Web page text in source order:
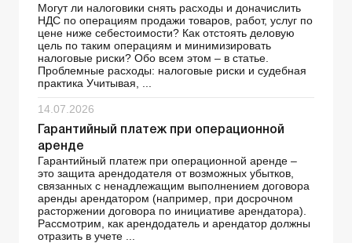
Могут ли налоговики снять расходы и доначислить
НДС по операциям продажи товаров, работ, услуг по
цене ниже себестоимости? Как отстоять деловую
цель по таким операциям и минимизировать
налоговые риски? Обо всем этом – в статье.
Проблемные расходы: налоговые риски и судебная
практика Учитывая, ...
14.07.2026
Гарантийный платеж при операционной
аренде
Гарантийный платеж при операционной аренде –
это защита арендодателя от возможных убытков,
связанных с ненадлежащим выполнением договора
аренды арендатором (например, при досрочном
расторжении договора по инициативе арендатора).
Рассмотрим, как арендодатель и арендатор должны
отразить в учете ...